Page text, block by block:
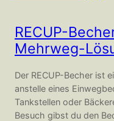
RECUP-
Mehrweg-
Der RECUP-Becher ist
anstelle eines
Tankstellen oder
Besuch gibst du den